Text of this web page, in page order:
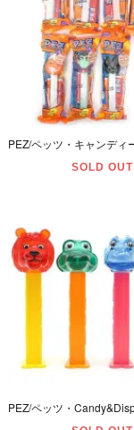
SOLD OUT